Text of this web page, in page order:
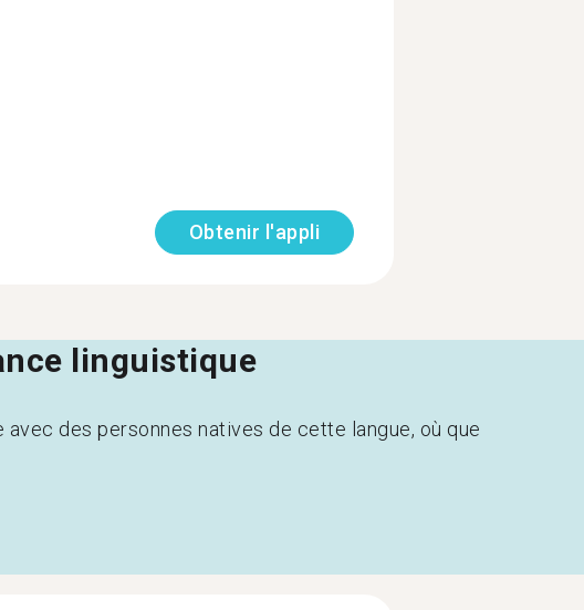
Obtenir l'appli
linguistique
des personnes natives de cette langue, où que